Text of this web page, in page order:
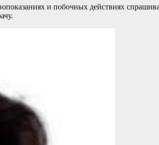
и побочных действиях